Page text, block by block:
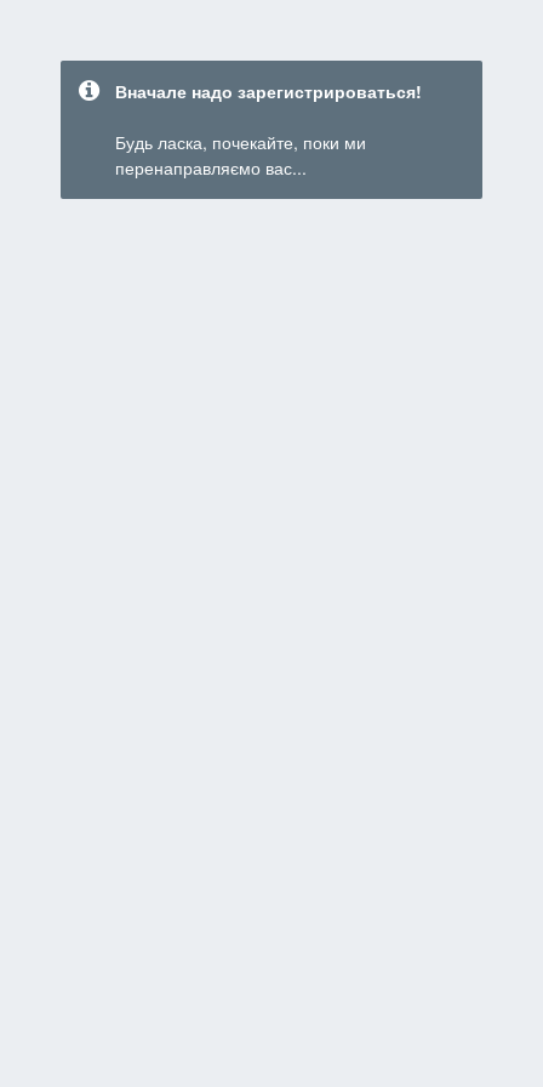
Вначале надо зарегистрироваться!
Будь ласка, почекайте, поки ми
перенаправляємо вас...